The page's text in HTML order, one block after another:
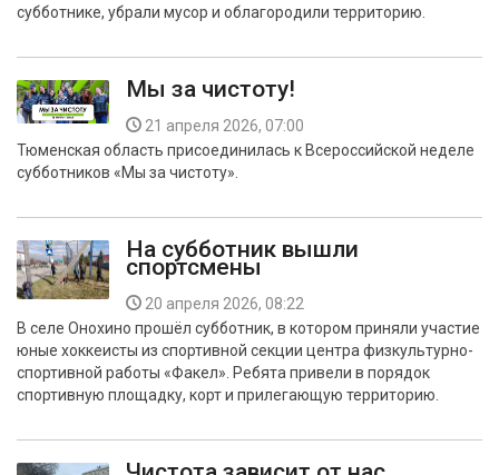
БЕЗОПАСНОСТЬ
АРХИВ PDF
субботнике, убрали мусор и облагородили территорию.
Мы за чистоту!
21 апреля 2026, 07:00
Тюменская область присоединилась к Всероссийской неделе
субботников «Мы за чистоту».
На субботник вышли
спортсмены
20 апреля 2026, 08:22
В селе Онохино прошёл субботник, в котором приняли участие
юные хоккеисты из спортивной секции центра физкультурно-
спортивной работы «Факел». Ребята привели в порядок
спортивную площадку, корт и прилегающую территорию.